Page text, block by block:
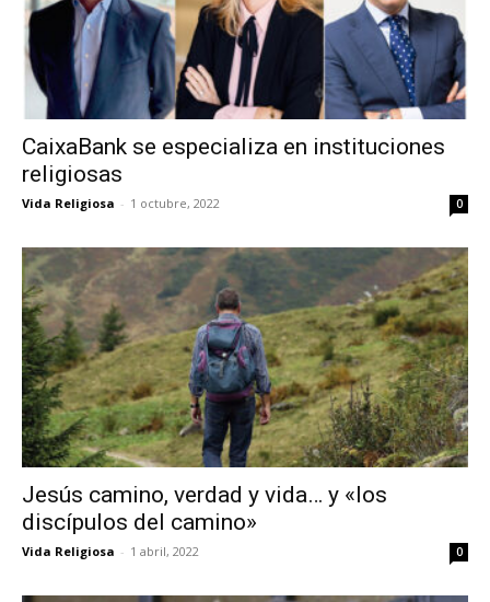
CaixaBank se especializa en instituciones
religiosas
Vida Religiosa - 1 octubre, 2022 0
Jesús camino, verdad y vida… y «los
discípulos del camino»
Vida Religiosa - 1 abril, 2022 0